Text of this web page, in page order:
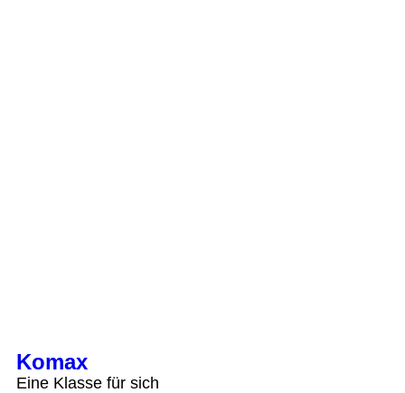
Komax
Eine Klasse für sich